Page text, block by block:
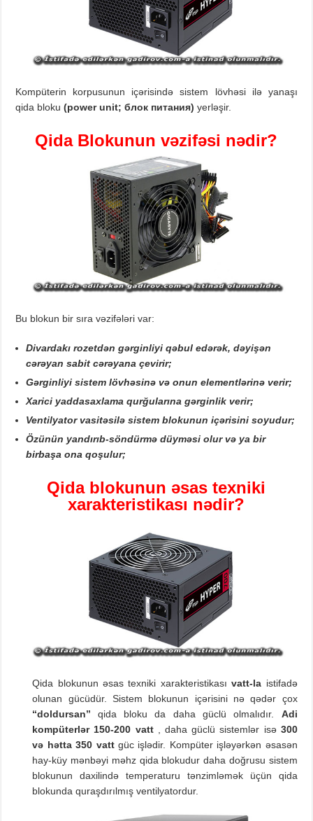
Kompüterin korpusunun içərisində sistem lövhəsi ilə yanaşı
qida bloku(power unit; блок питания)yerləşir.
Qida Blokunun vəzifəsi nədir?
Bu blokun bir sıra vəzifələri var:
Divardakı rozetdən gərginliyi qəbul edərək, dəyişən
cərəyan sabit cərəyana çevirir;
Gərginliyi sistem lövhəsinə və onun elementlərinə verir;
Xarici yaddasaxlama qurğularına gərginlik verir;
Ventilyator vasitəsilə sistem blokunun içərisini soyudur;
Özünün yandırıb-söndürmə düyməsi olur və ya bir
birbaşa ona qoşulur;
Qida blokunun əsas texniki
xarakteristikası nədir?
Qida blokunun əsas texniki xarakteristikasıvatt-la istifadə
olunan gücüdür. Sistem blokunun içərisini nə qədər çox
‘‘doldursan’’ qida bloku da daha güclü olmalıdır. Adi
kompüterlər150-200 vatt, daha güclü sistemlər isə 300
və hətta350 vattgüc işlədir. Kompüter işləyərkən əsasən
hay-küy mənbəyi məhz qida blokudur daha doğrusu sistem
blokunun daxilində temperaturu tənzimləmək üçün qida
blokunda quraşdırılmış ventilyatordur.